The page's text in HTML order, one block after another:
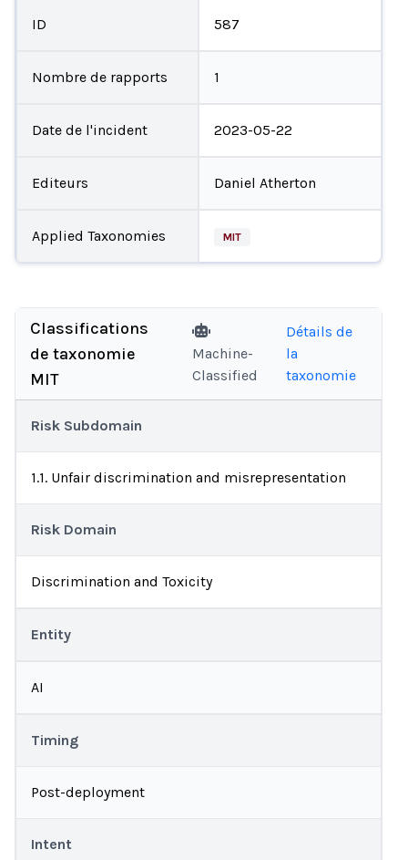
ID 587
Nombre de rapports 1
Date de l'incident 2023-05-22
Editeurs Daniel Atherton
Applied Taxonomies MIT
Classifications
de taxonomie
MIT
Machine-
Classified
Détails de
la
taxonomie
Risk Subdomain
1.1. Unfair discrimination and misrepresentation
Risk Domain
Discrimination and Toxicity
Entity
AI
Timing
Post-deployment
Intent